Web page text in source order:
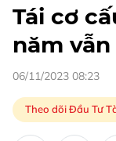
Tái cơ
năm
06/11/2023 08:23
Theo dõi Đầu Tư